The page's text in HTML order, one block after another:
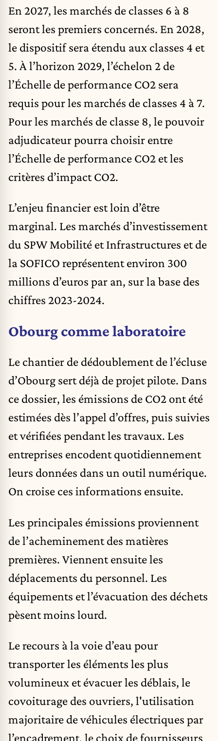
En 2027, les marchés de classes 6 à 8
seront les premiers concernés. En 2028,
le dispositif sera étendu aux classes 4 et
5. À l’horizon 2029, l’échelon 2 de
l’Échelle de performance CO2 sera
requis pour les marchés de classes 4 à 7.
Pour les marchés de classe 8, le pouvoir
adjudicateur pourra choisir entre
l’Échelle de performance CO2 et les
critères d’impact CO2.
L’enjeu financier est loin d’être
marginal. Les marchés d’investissement
du SPW Mobilité et Infrastructures et de
la SOFICO représentent environ 300
millions d’euros par an, sur la base des
chiffres 2023-2024.
Obourg comme laboratoire
Le chantier de dédoublement de l’écluse
d’Obourg sert déjà de projet pilote. Dans
ce dossier, les émissions de CO2 ont été
estimées dès l’appel d’offres, puis suivies
et vérifiées pendant les travaux. Les
entreprises encodent quotidiennement
leurs données dans un outil numérique.
On croise ces informations ensuite.
Les principales émissions proviennent
de l’acheminement des matières
premières. Viennent ensuite les
déplacements du personnel. Les
équipements et l’évacuation des déchets
pèsent moins lourd.
Le recours à la voie d’eau pour
transporter les éléments les plus
volumineux et évacuer les déblais, le
covoiturage des ouvriers, l'utilisation
majoritaire de véhicules électriques par
l’encadrement, le choix de fournisseurs